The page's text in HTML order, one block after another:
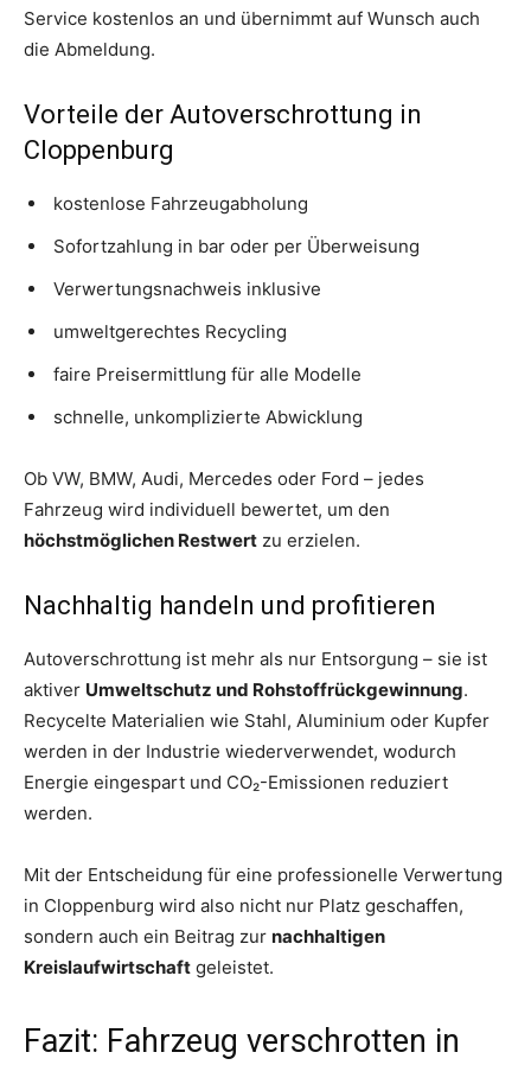
Service kostenlos an und übernimmt auf Wunsch auch
die Abmeldung.
Vorteile der Autoverschrottung in
Cloppenburg
kostenlose Fahrzeugabholung
Sofortzahlung in bar oder per Überweisung
Verwertungsnachweis inklusive
umweltgerechtes Recycling
faire Preisermittlung für alle Modelle
schnelle, unkomplizierte Abwicklung
Ob VW, BMW, Audi, Mercedes oder Ford – jedes
Fahrzeug wird individuell bewertet, um den
höchstmöglichen Restwert zu erzielen.
Nachhaltig handeln und profitieren
Autoverschrottung ist mehr als nur Entsorgung – sie ist
aktiver Umweltschutz und Rohstoffrückgewinnung.
Recycelte Materialien wie Stahl, Aluminium oder Kupfer
werden in der Industrie wiederverwendet, wodurch
Energie eingespart und CO₂-Emissionen reduziert
werden.
Mit der Entscheidung für eine professionelle Verwertung
in Cloppenburg wird also nicht nur Platz geschaffen,
sondern auch ein Beitrag zur nachhaltigen
Kreislaufwirtschaft geleistet.
Fazit: Fahrzeug verschrotten in